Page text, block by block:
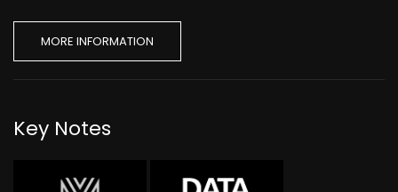
MORE INFORMATION
Key Notes